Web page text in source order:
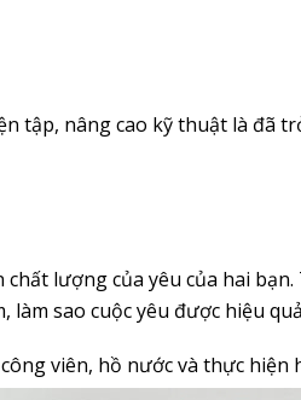
tập, nâng cao kỹ thuật là đã
lượng của yêu của hai
sao cuộc yêu được hiệu
viên, hồ nước và thực hiện